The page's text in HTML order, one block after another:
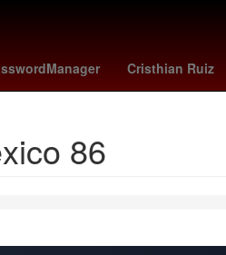
Cristhian Ruiz
Selección de fútbol de Gabón
86